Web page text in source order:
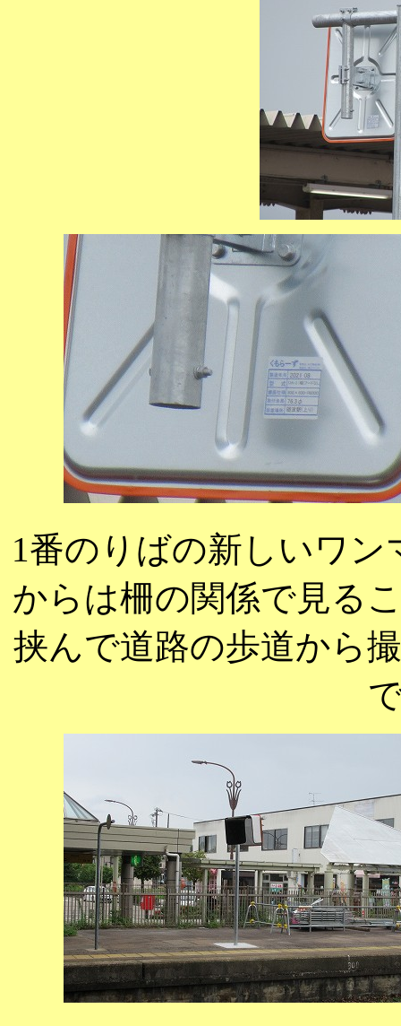
1番のりばの新しいワ
からは柵の関係で見る
挟んで道路の歩道から